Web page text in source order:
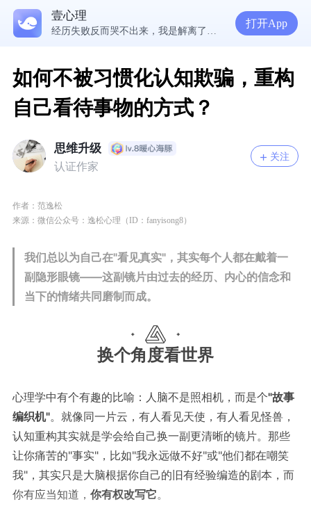
壹心理
打开App
如何不被习惯化认知欺骗，重构
自己看待事物的方式？
思维升级
认证作家
关注
作者：范逸松
来源：微信公众号： 逸松心理（ID：fanyisong8）
我们总以为自己在"看见真实"，其实每个人都在戴着一
副隐形眼镜——这副镜片由过去的经历、内心的信念和
当下的情绪共同磨制而成。
换个角度看世界
心理学中有个有趣的比喻：人脑不是照相机，而是个"故事
编织机"。就像同一片云，有人看见天使，有人看见怪兽，
认知重构其实就是学会给自己换一副更清晰的镜片。那些
让你痛苦的"事实"，比如"我永远做不好"或"他们都在嘲笑
我"，其实只是大脑根据你自己的旧有经验编造的剧本，而
你有应当知道， 你有权改写它。